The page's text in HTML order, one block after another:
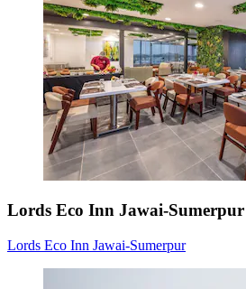
Lords Eco Inn Jawai-Sumerpur
Lords Eco Inn Jawai-Sumerpur